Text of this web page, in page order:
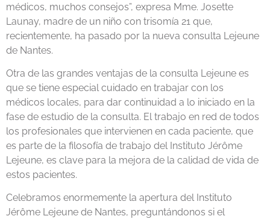
médicos, muchos consejos”, expresa Mme. Josette
Launay, madre de un niño con trisomía 21 que,
recientemente, ha pasado por la nueva consulta Lejeune
de Nantes.
Otra de las grandes ventajas de la consulta Lejeune es
que se tiene especial cuidado en trabajar con los
médicos locales, para dar continuidad a lo iniciado en la
fase de estudio de la consulta. El trabajo en red de todos
los profesionales que intervienen en cada paciente, que
es parte de la filosofía de trabajo del Instituto Jérôme
Lejeune, es clave para la mejora de la calidad de vida de
estos pacientes.
Celebramos enormemente la apertura del Instituto
Jérôme Lejeune de Nantes, preguntándonos si el